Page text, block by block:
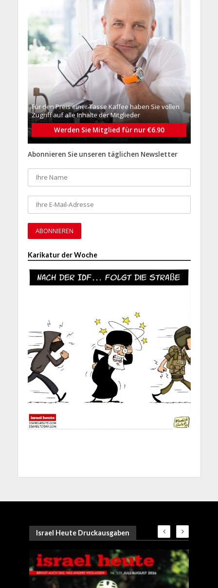
Für den Preis einer Tasse Kaffee haben Sie vollen
Zugriff auf alle Inhalte der Mitglieder
Werden Sie Mitglied für nur €6.90
Abonnieren Sie unseren täglichen Newsletter
Karikatur der Woche
Israel Heute Druckausgaben